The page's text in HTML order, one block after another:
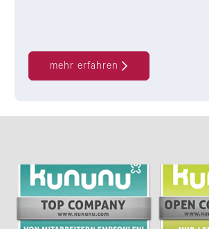
mehr erfahren